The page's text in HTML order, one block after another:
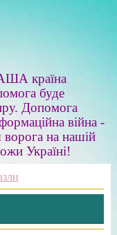
країна
буде
Допомога
війна -
на нашій
Україні!